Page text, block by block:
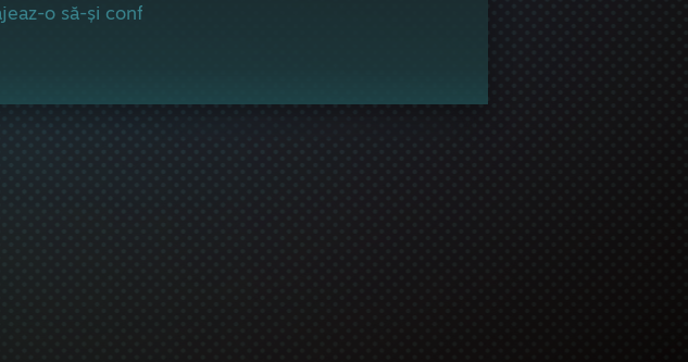
o să-și configureze un profil și să se alăture comunității!